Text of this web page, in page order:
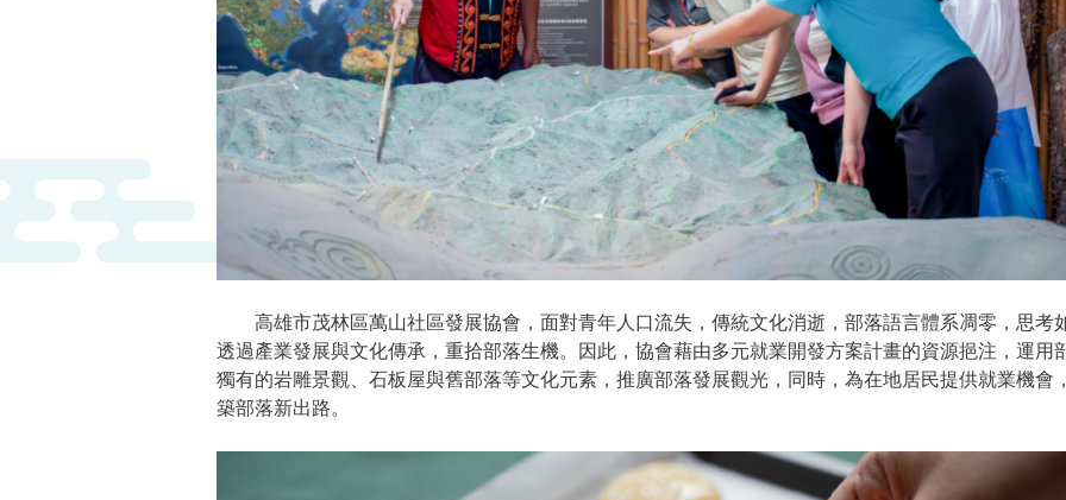
高雄市茂林區萬山社區發展協會，面對青年人口流失，傳統文化消逝，部落語言體系凋零，思考
透過產業發展與文化傳承，重拾部落生機。因此，協會藉由多元就業開發方案計畫的資源挹注，運用
獨有的岩雕景觀、石板屋與舊部落等文化元素，推廣部落發展觀光，同時，為在地居民提供就業機會
築部落新出路。